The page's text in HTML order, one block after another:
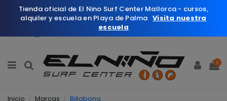
0
Inicio Marcas Billabong
Tienda oficial de El Nino Surf Center Mallorca - cursos,
alquiler y escuela en Playa de Palma Visita nuestra
escuela